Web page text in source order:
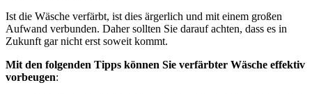
Ist die Wäsche verfärbt, ist dies ärgerlich und mit einem großen
Aufwand verbunden. Daher sollten Sie darauf achten, dass es in
Zukunft gar nicht erst soweit kommt.
Mit den folgenden Tipps können Sie verfärbter Wäsche effektiv
vorbeugen: